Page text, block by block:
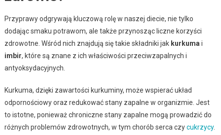
Przyprawy odgrywają kluczową rolę w naszej diecie, nie tylko
dodając smaku potrawom, ale także przynosząc liczne korzyści
zdrowotne. Wśród nich znajdują się takie składniki jak kurkuma i
imbir, które są znane z ich właściwości przeciwzapalnych i
antyoksydacyjnych.
Kurkuma, dzięki zawartości kurkuminy, może wspierać układ
odpornościowy oraz redukować stany zapalne w organizmie. Jest
to istotne, ponieważ chroniczne stany zapalne mogą prowadzić do
różnych problemów zdrowotnych, w tym chorób serca czycukrzycy.